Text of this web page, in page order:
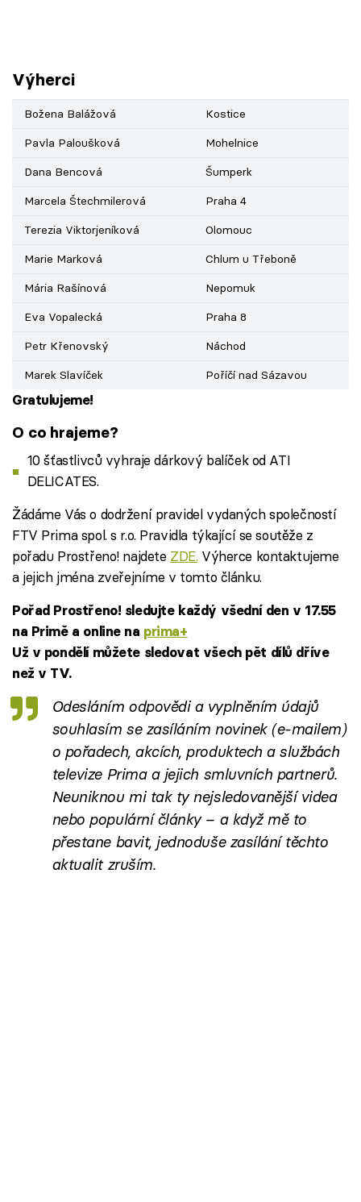
Výherci
Božena Balážová
Kostice
Pavla Paloušková
Mohelnice
Dana Bencová
Šumperk
Marcela Štechmilerová
Praha 4
Terezia Viktorjeníková
Olomouc
Marie Marková
Chlum u Třeboně
Mária Rašínová
Nepomuk
Eva Vopalecká
Praha 8
Petr Křenovský
Náchod
Marek Slavíček
Poříčí nad Sázavou
Gratulujeme!
O co hrajeme?
10 šťastlivců vyhraje dárkový balíček od ATI
DELICATES.
Žádáme Vás o dodržení pravidel vydaných společností
FTV Prima spol. s r.o. Pravidla týkající se soutěže z
pořadu Prostřeno! najdete ZDE. Výherce kontaktujeme
a jejich jména zveřejníme v tomto článku.
Pořad Prostřeno! sledujte každý všední den v 17.55
na Primě a online na prima+
Už v pondělí můžete sledovat všech pět dílů dříve
než v TV.
Odesláním odpovědi a vyplněním údajů
souhlasím se zasíláním novinek(e-mailem)
o pořadech, akcích, produktech a službách
televize Prima a jejich smluvních partnerů.
Neuniknou mi tak ty nejsledovanější videa
nebo populární články – a když mě to
přestane bavit, jednoduše zasílání těchto
aktualit zruším.